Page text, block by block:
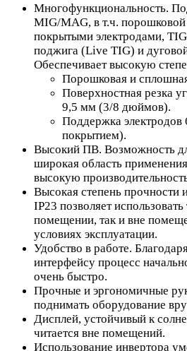
Многофункциональность.
MIG/MAG, в т.ч.
покрытыми электродами, TIG
поджига (Live TIG) и
Обеспечивает высокую
Порошковая и
Поверхностная резка
9,5 мм (3/8 дюймов).
Поддержка
покрытием).
Высокий ПВ. Возможность
широкая область
высокую
Высокая степень прочности
IP23 позволяет
помещении, так и вне
условиях эксплуатации.
Удобство в работе.
интерфейсу процесс
очень быстро.
Прочные и эргономичные
поднимать оборудование
Дисплей, устойчивый к
читается вне помещений.
Использование инвертора